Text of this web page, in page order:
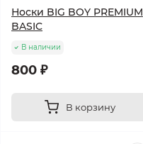
Носки BIG BOY PREMIUM
BASIC
В наличии
800 ₽
В корзину